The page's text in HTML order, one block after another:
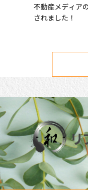
不動産メディア
されました！